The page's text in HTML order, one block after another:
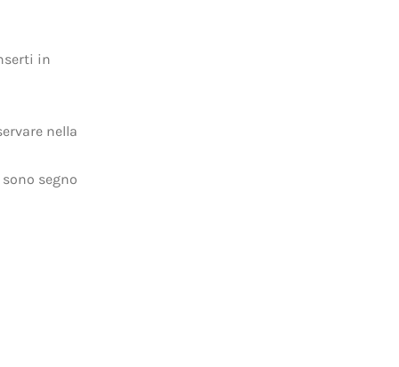
in
nella
segno